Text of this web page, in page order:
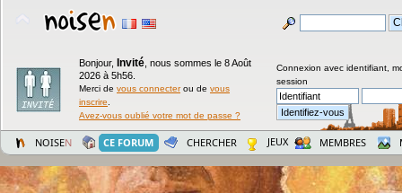
Bonjour, Invité nous sommes le 8 Août
2026 à 5h56.
Merci de vous connecterou de vous
inscrire
Avez-vous oublié votre mot de passe ?
Connexion avec identifiant,
session
NOISEN CE FORUM CHERCHER JEUX MEMBRES